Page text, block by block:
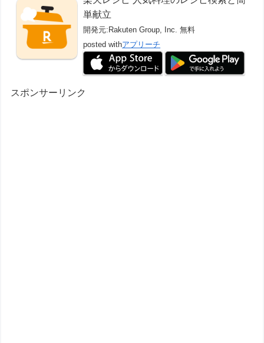
単献立
開発元:Rakuten Group, Inc.
無料
posted withアプリーチ
スポンサーリンク